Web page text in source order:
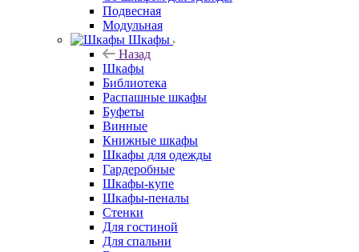
Подвесная
Модульная
Шкафы
Назад
Шкафы
Библиотека
Распашные шкафы
Буфеты
Винные
Книжные шкафы
Шкафы для одежды
Гардеробные
Шкафы-купе
Шкафы-пеналы
Стенки
Для гостиной
Для спальни